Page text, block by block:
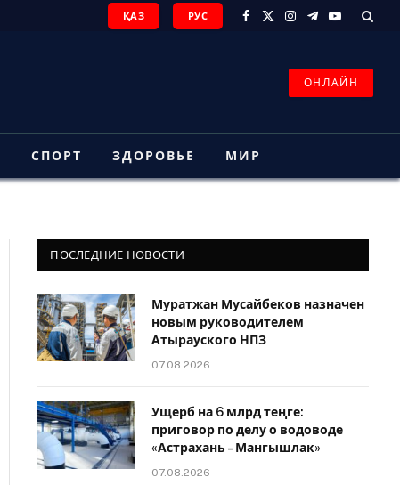
ҚАЗ РУС
Facebook
X
Instagram
Telegram
YouTube
ОНЛАЙН
СПОРТ ЗДОРОВЬЕ МИР
ПОСЛЕДНИЕ НОВОСТИ
Муратжан Мусайбеков назначен
новым руководителем
Атырауского НПЗ
07.08.2026
Ущерб на 6 млрд теңге:
приговор по делу о водоводе
«Астрахань – Мангышлак»
07.08.2026